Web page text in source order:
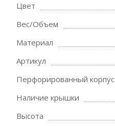
Цвет
Вес/Объем
Материал
Артикул
Перфорированный корпус
Наличие крышки
Высота